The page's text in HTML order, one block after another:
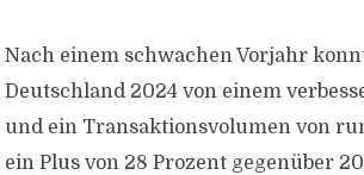
Nach einem schwachen Vorjahr
Deutschland 2024 von einem
und ein Transaktionsvolumen von
ein Plus von 28 Prozent gegenüber